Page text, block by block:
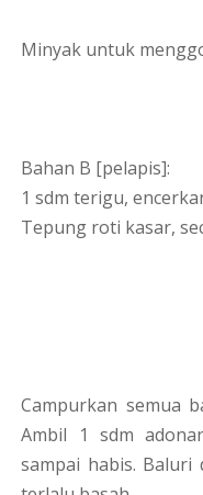
Minyak untuk
Bahan B [pelapis]:
1 sdm terigu,
Tepung roti kasar,
Campurkan semua
Ambil 1 sdm
sampai habis.